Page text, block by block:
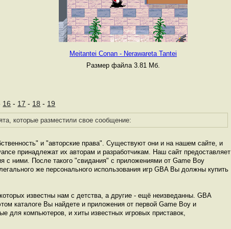
Meitantei Conan - Nerawareta Tantei
Размер файла 3.81 Мб.
16 - 17 - 18 - 19
которые разместили свое сообщение:
и "авторские права". Существуют они и на нашем сайте, и
принадлежат их авторам и разработчикам. Наш сайт предоставляет
с ними. После такого "свидания" с приложениями от Game Boy
же персонального использования игр GBA Вы должны купить
известны нам с детства, а другие - ещё неизведанны. GВА
каталоге Вы найдете и приложения от первой Game Boy и
для компьютеров, и хиты известных игровых приставок,